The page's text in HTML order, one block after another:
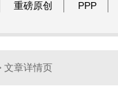
重磅原创 PPP
文章详情页